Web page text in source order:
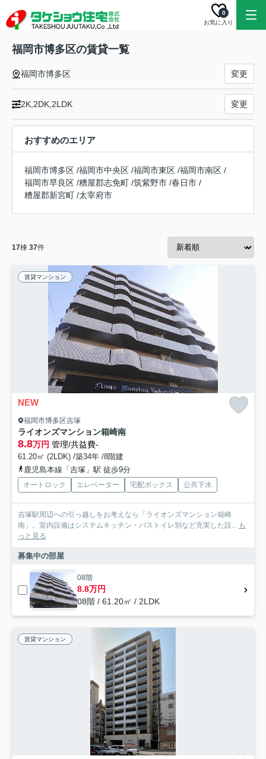
お気に入り
0
福岡市博多区の賃貸一覧
福岡市博多区 変更
2K,2DK,2LDK 変更
おすすめのエリア
福岡市博多区 /福岡市中央区 /福岡市東区 /福岡市南区 /
福岡市早良区 /糟屋郡志免町 /筑紫野市 /春日市 /
糟屋郡新宮町 /太宰府市
17棟 37件
賃貸マンション
NEW
福岡市博多区吉塚
ライオンズマンション箱崎南
8.8万円 管理/共益費-
61.20㎡ (2LDK) /築34年 /8階建
鹿児島本線「吉塚」駅 徒歩9分
オートロック エレベーター 宅配ボックス 公共下水
吉塚駅周辺への引っ越しをお考えなら「ライオンズマンション箱崎
南」。室内設備はシステムキッチン・バストイレ別など充実した設... も
っと見る
募集中の部屋
08階
8.8万円
08階 / 61.20㎡ / 2LDK
賃貸マンション